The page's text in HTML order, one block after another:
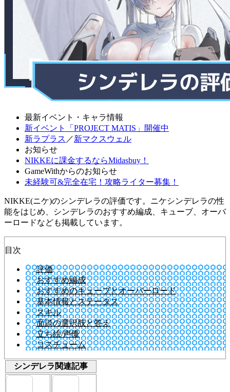
最新イベント・キャラ情報
新イベント「PROJECT MATIS」開催中
新ラプラス ／新マクスウェル
お知らせ
NIKKEに課金するならMidasbuy！
GameWithからのお知らせ
未経験可&完全在宅！攻略ライター募集！
NIKKE(ニケ)のシンデレラの評価です。ニケシンデレラの性
能をはじめ、シンデレラのおすすめ編成、キューブ、オーバ
ーロードなども掲載しています。
目次
評価
おすすめ編成
おすすめのキューブとオーバーロード
基本情報とステータス
スキル
面談の選択肢と答え
立ち絵/声優
コスチューム
シンデレラ関連記事